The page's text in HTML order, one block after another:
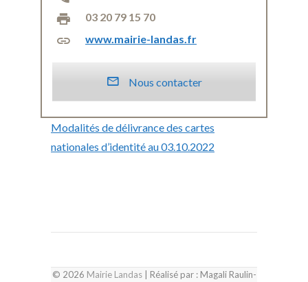
03 20 79 15 70
www.mairie-landas.fr
Nous contacter
Modalités de délivrance des cartes
nationales d’identité au 03.10.2022
© 2026 Mairie Landas| Réalisé par : Magali Raulin-